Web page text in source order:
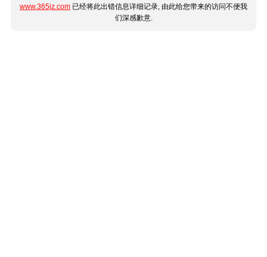
www.365jz.com 已经将此出错信息详细记录, 由此给您带来的访问不便我
们深感歉意.